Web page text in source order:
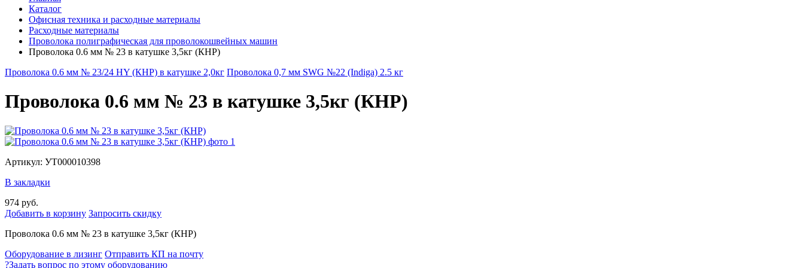
Каталог
Офисная техника и расходные материалы
Расходные материалы
Проволока полиграфическая для проволокошвейных машин
Проволока 0.6 мм № 23 в катушке 3,5кг (КНР)
Проволока 0.6 мм № 23/24 HY (КНР) в катушке 2,0кг Проволока 0,7 мм SWG №22 (Indiga) 2.5 кг
Проволока 0.6 мм № 23 в катушке 3,5кг (КНР)
Артикул: УТ000010398
В закладки
974 руб.
Добавить в корзину Запросить скидку
Проволока 0.6 мм № 23 в катушке 3,5кг (КНР)
Оборудование в лизинг Отправить КП на почту
?Задать вопрос по этому оборудованию